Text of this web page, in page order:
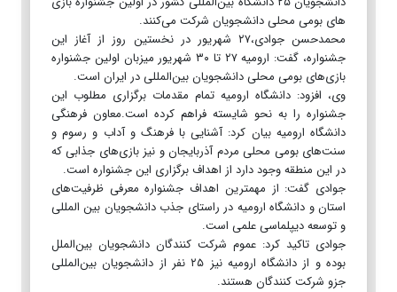
های بومی محلی دانشجویان شرکت می‌کنند.
محمدحسن جوادی،۲۷ شهریور در نخستین روز از آغاز این
جشنواره، گفت: ارومیه ۲۷ تا ۳۰ شهریور میزبان اولین جشنواره
بازی‌های بومی محلی دانشجویان بین‌المللی در ایران است.
وی، افزود: دانشگاه ارومیه تمام مقدمات برگزاری مطلوب این
جشنواره را به نحو شایسته فراهم کرده است.معاون فرهنگی
دانشگاه ارومیه بیان کرد: آشنایی با فرهنگ و آداب و رسوم و
سنت‌های بومی محلی مردم آذربایجان و نیز بازی‌های جذابی که
در این منطقه وجود دارد از اهداف برگزاری این جشنواره است.
جوادی گفت: از مهمترین اهداف جشنواره معرفی ظرفیت‌های
استان و دانشگاه ارومیه در راستای جذب دانشجویان بین المللی
و توسعه دیپلماسی علمی است‌.
جوادی تاکید کرد: عموم شرکت کنندگان دانشجویان بین‌الملل
بوده و از دانشگاه ارومیه نیز ۲۵ نفر از دانشجویان بین‌المللی
جزو شرکت کنندگان هستند.